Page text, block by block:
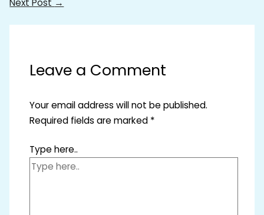
Next Post →
Leave a Comment
Your email address will not be published.
Required fields are marked *
Type here..